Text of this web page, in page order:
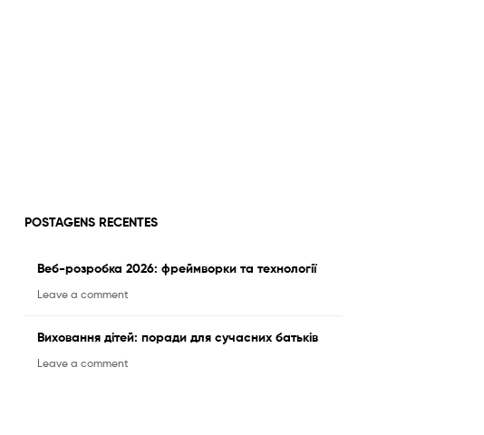
POSTAGENS RECENTES
Веб-розробка 2026: фреймворки та технології
Leave a comment
Виховання дітей: поради для сучасних батьків
Leave a comment